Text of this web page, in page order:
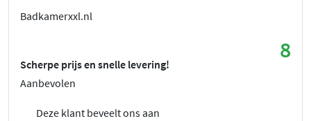
Badkamerxxl.nl
8
Scherpe prijs en snelle levering!
Aanbevolen
Deze klant beveelt ons aan